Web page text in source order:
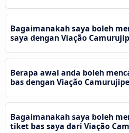
Bagaimanakah saya boleh
saya dengan Viação
Berapa awal anda boleh
bas dengan Viação
Bagaimanakah saya boleh
tiket bas saya dari Viação